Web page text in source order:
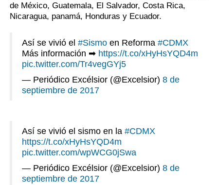
de México, Guatemala, El Salvador, Costa Rica,
Nicaragua, panamá, Honduras y Ecuador.
Así se vivió el #Sismo en Reforma #CDMX
Más información ➡ https://t.co/xHyHsYQD4m
pic.twitter.com/Tr4vegGYj5
— Periódico Excélsior (@Excelsior) 8 de
septiembre de 2017
Así se vivió el sismo en la #CDMX
https://t.co/xHyHsYQD4m
pic.twitter.com/wpWCG0jSwa
— Periódico Excélsior (@Excelsior) 8 de
septiembre de 2017